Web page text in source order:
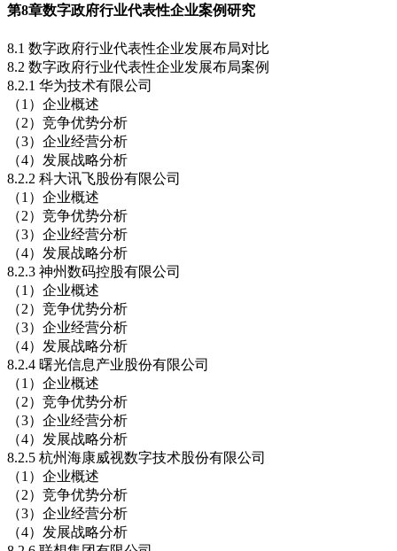
第8章数字政府行业代表性企业案例研究
8.1 数字政府行业代表性企业发展布局对比
8.2 数字政府行业代表性企业发展布局案例
8.2.1 华为技术有限公司
（1）企业概述
（2）竞争优势分析
（3）企业经营分析
（4）发展战略分析
8.2.2 科大讯飞股份有限公司
（1）企业概述
（2）竞争优势分析
（3）企业经营分析
（4）发展战略分析
8.2.3 神州数码控股有限公司
（1）企业概述
（2）竞争优势分析
（3）企业经营分析
（4）发展战略分析
8.2.4 曙光信息产业股份有限公司
（1）企业概述
（2）竞争优势分析
（3）企业经营分析
（4）发展战略分析
8.2.5 杭州海康威视数字技术股份有限公司
（1）企业概述
（2）竞争优势分析
（3）企业经营分析
（4）发展战略分析